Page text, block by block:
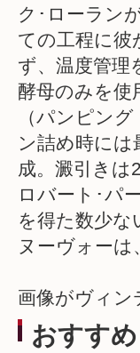
ク･ローラン
ての工程に彼
ず、温度管理
酵母のみを使
（パンピン
ン詰め時には
成。澱引き
ロバート･パ
を得た数少
ヌーヴォー
画像がヴィン
おすすめ